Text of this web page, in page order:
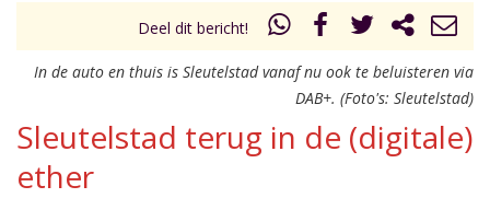
Deel dit bericht!
In de auto en thuis is Sleutelstad vanaf nu ook te beluisteren via
DAB+. (Foto's: Sleutelstad)
Sleutelstad terug in de (digitale)
ether